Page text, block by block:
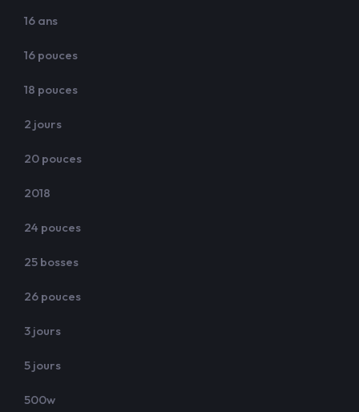
16 ans
16 pouces
18 pouces
2 jours
20 pouces
2018
24 pouces
25 bosses
26 pouces
3 jours
5 jours
500w